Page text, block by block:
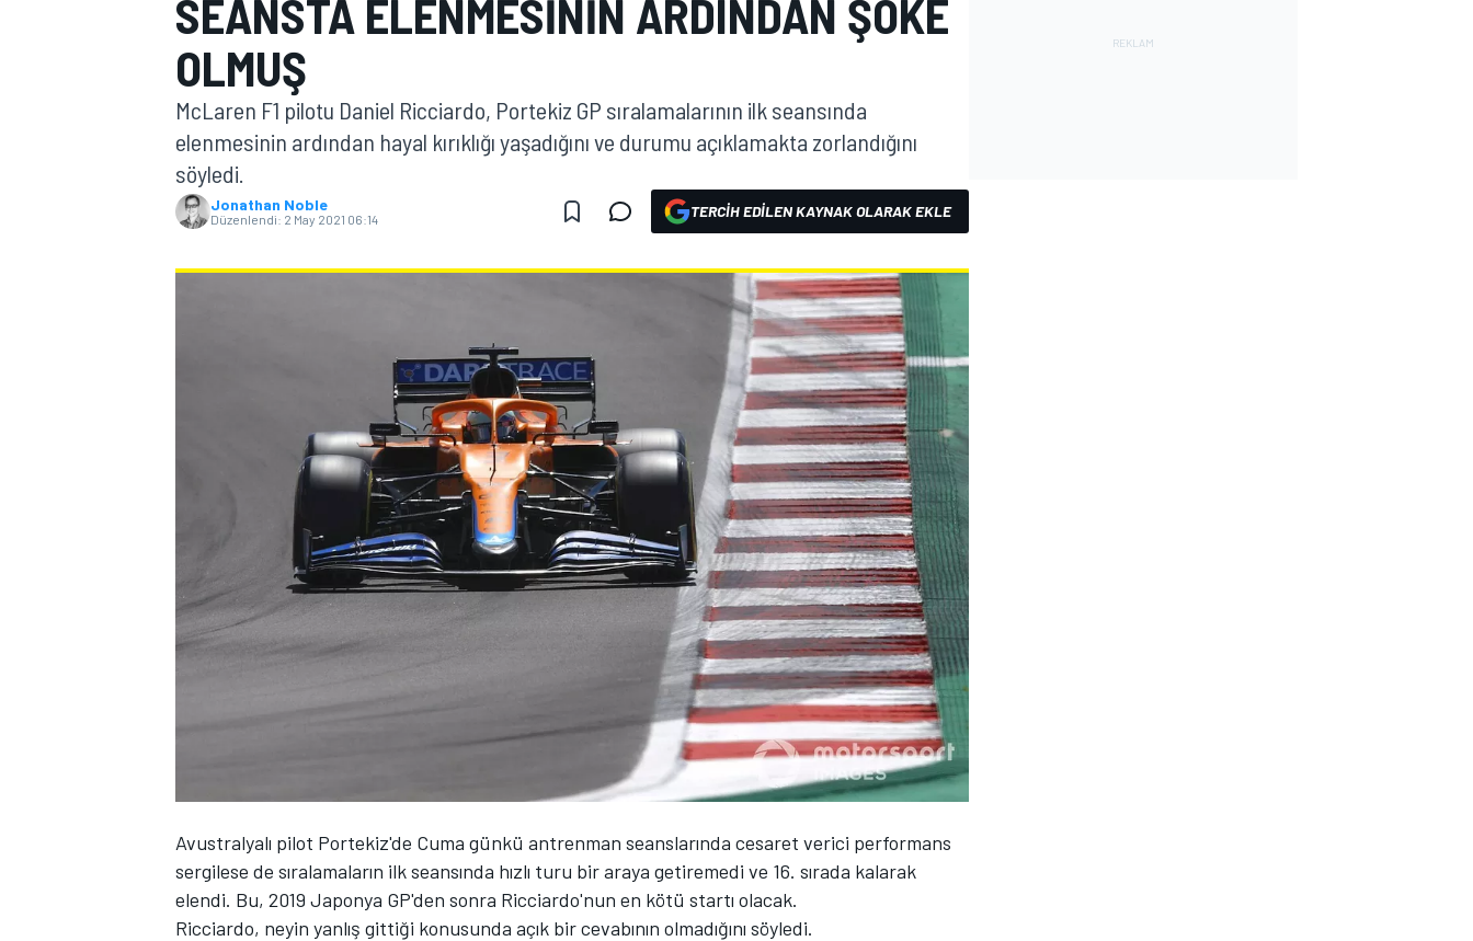
MOTOGP
SEANSTA ELENMESININ ARDINDAN ŞOKE
OLMUŞ
McLaren F1 pilotu Daniel Ricciardo, Portekiz GP sıralamalarının ilk seansında
elenmesinin ardından hayal kırıklığı yaşadığını ve durumu açıklamakta zorlandığını
söyledi.
Jonathan Noble
Düzenlendi: 2 May 2021 06:14 TERCIH EDILEN KAYNAK OLARAK EKLE
Avustralyalı pilot Portekiz'de Cuma günkü antrenman seanslarında cesaret verici performans
sergilese de sıralamaların ilk seansında hızlı turu bir araya getiremedi ve 16. sırada kalarak
elendi. Bu, 2019 Japonya GP'den sonra Ricciardo'nun en kötü startı olacak.
Ricciardo, neyin yanlış gittiği konusunda açık bir cevabının olmadığını söyledi.